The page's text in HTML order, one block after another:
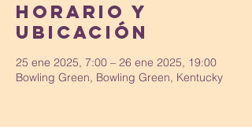
Horario y
ubicación
25 ene 2025, 7:00 – 26 ene 2025, 19:00
Bowling Green, Bowling Green, Kentucky